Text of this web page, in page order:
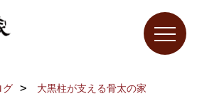
グ 大黒柱が支える骨太の家